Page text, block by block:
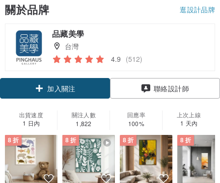
關於品牌 逛設計品牌
品藏美學
台灣
4.9 (512)
加入關注 聯絡設計師
出貨速度
1 日內
關注人數
1,822
回應率
100%
上次上線
1 天內
8 折 8 折 8 折 8 折